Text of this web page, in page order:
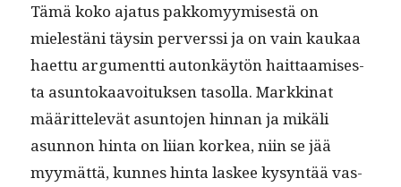
Tämä koko aja­tus pakkomyymis­es­tä on
mielestäni täysin per­verssi ja on vain kaukaa
haet­tu argu­ment­ti autonkäytön hait­taamis­es­
ta asun­tokaavoituk­sen tasol­la. Markki­nat
määrit­televät asun­to­jen hin­nan ja mikäli
asun­non hin­ta on liian korkea, niin se jää
myymät­tä, kunnes hin­ta las­kee kysyn­tää vas­